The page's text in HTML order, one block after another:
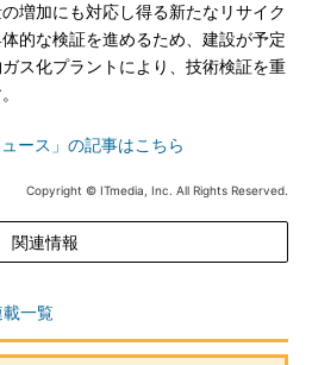
増加にも対応し得る新たなリサイク
的な検証を進めるため、建設が予定
ス化プラントにより、技術検証を重
ース」の記事はこちら
Copyright © ITmedia, Inc. All Rights Reserved.
関連情報
載一覧